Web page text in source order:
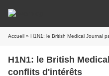
Accueil » H1N1: le British Medical Journal
H1N1: le British
conflits d'intérêts